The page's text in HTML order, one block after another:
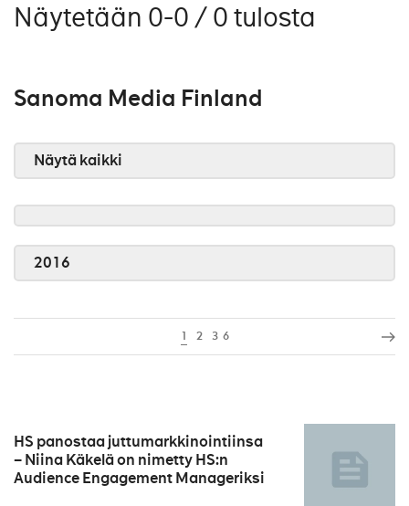
Näytetään 0-0 / 0 tulosta
Sanoma Media Finland
Näytä kaikki
2016
1 2 3 6
HS panostaa juttumarkkinointiinsa
– Niina Käkelä on nimetty HS:n
Audience Engagement Manageriksi